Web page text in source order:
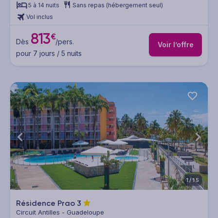
5 à 14 nuits
Sans repas (hébergement seul)
Vol inclus
Dès 813€/pers.
pour 7 jours / 5 nuits
Voir l’offre
1/15
Résidence Prao 3
Circuit Antilles - Guadeloupe